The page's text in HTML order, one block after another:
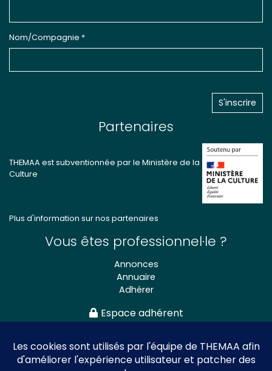
Nom/Compagnie *
Partenaires
THEMAA est subventionnée par le Ministère de la
Culture
Plus d'information sur nos partenaires
Vous êtes professionnel·le ?
Annonces
Annuaire
Adhérer
Espace adhérent